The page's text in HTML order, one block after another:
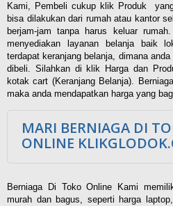
Kami, Pembeli cukup klik Produk
bisa dilakukan dari rumah atau kantor
berjam-jam tanpa harus keluar
menyediakan layanan belanja baik
terdapat keranjang belanja, dimana
dibeli. Silahkan di klik Harga dan
kotak cart (Keranjang Belanja).
maka anda mendapatkan harga yang
MARI BERNIAGA DI
ONLINE
Berniaga Di Toko Online Kami
murah dan bagus, seperti harga